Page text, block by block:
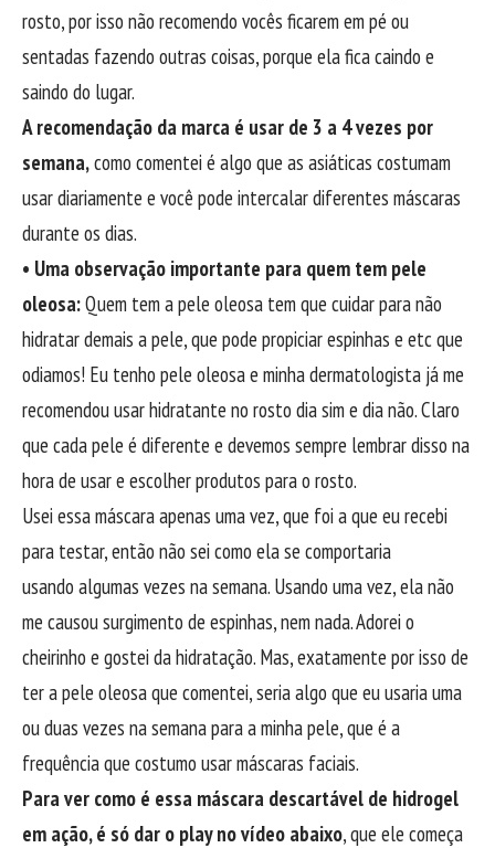
rosto, por isso não recomendo vocês ficarem em pé ou
sentadas fazendo outras coisas, porque ela fica caindo e
saindo do lugar.
A recomendação da marca é usar de 3 a 4 vezes por
semana,como comentei é algo que as asiáticas costumam
usar diariamente e você pode intercalar diferentes máscaras
durante os dias.
• Uma observação importante para quem tem pele
oleosa:Quem tem a pele oleosa tem que cuidar para não
hidratar demais a pele, que pode propiciar espinhas e etc que
odiamos! Eu tenho pele oleosa e minha dermatologista já me
recomendou usar hidratante no rosto dia sim e dia não. Claro
que cada pele é diferente e devemos sempre lembrar disso na
hora de usar e escolher produtos para o rosto.
Usei essa máscara apenas uma vez, que foi a que eu recebi
para testar, então não sei como ela se comportaria
usando algumas vezes na semana. Usando uma vez, ela não
me causou surgimento de espinhas, nem nada. Adorei o
cheirinho e gostei da hidratação. Mas, exatamente por isso de
ter a pele oleosa que comentei, seria algo que eu usaria uma
ou duas vezes na semana para a minha pele, que é a
frequência que costumo usar máscaras faciais.
Para ver como é essa máscara descartável de hidrogel
em ação, é só dar o play no vídeo abaixo, que ele começa